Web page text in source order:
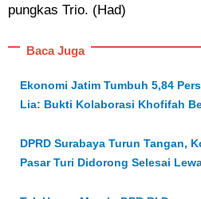
pungkas Trio. (Had)
Baca Juga
Ekonomi Jatim Tumbuh 5,84
Lia: Bukti Kolaborasi Khofifah
DPRD Surabaya Turun Tangan,
Pasar Turi Didorong Selesai